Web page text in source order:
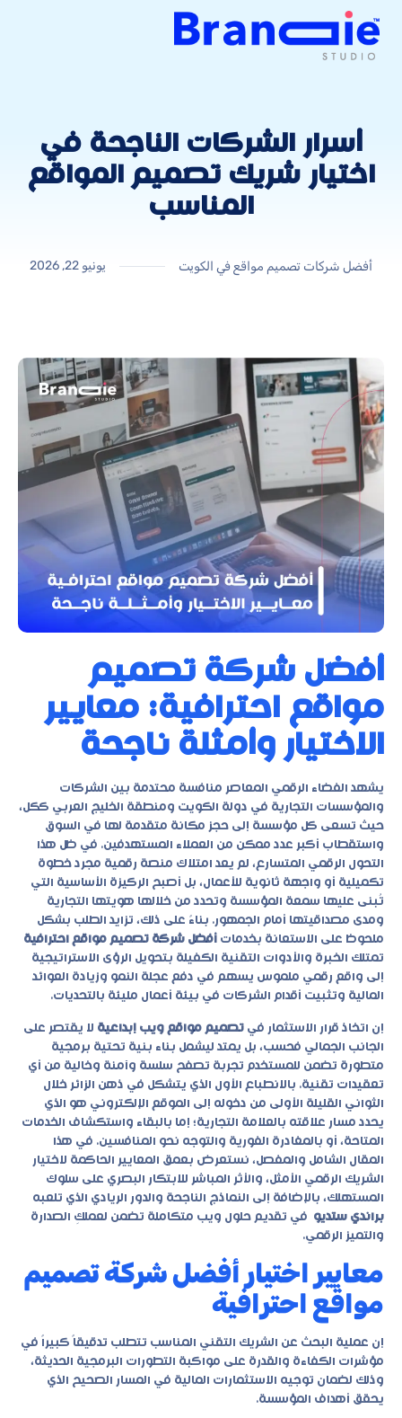
أسرار الشركات الناجحة في
اختيار شريك تصميم المواقع
المناسب
أفضل شركات تصميم مواقع في الكويت يونيو 22, 2026
أفضل شركة تصميم
مواقع احترافية: معايير
الاختيار وأمثلة ناجحة
يشهد الفضاء الرقمي المعاصر منافسة محتدمة بين الشركات
والمؤسسات التجارية في دولة الكويت ومنطقة الخليج العربي ككل،
حيث تسعى كل مؤسسة إلى حجز مكانة متقدمة لها في السوق
واستقطاب أكبر عدد ممكن من العملاء المستهدفين. في ظل هذا
التحول الرقمي المتسارع، لم يعد امتلاك منصة رقمية مجرد خطوة
تكميلية أو واجهة ثانوية للأعمال، بل أصبح الركيزة الأساسية التي
تُبنى عليها سمعة المؤسسة وتحدد من خلالها هويتها التجارية
ومدى مصداقيتها أمام الجمهور. بناءً على ذلك، تزايد الطلب بشكل
ملحوظ على الاستعانة بخدمات أفضل شركة تصميم مواقع احترافية
تمتلك الخبرة والأدوات التقنية الكفيلة بتحويل الرؤى الاستراتيجية
إلى واقع رقمي ملموس يسهم في دفع عجلة النمو وزيادة العوائد
المالية وتثبيت أقدام الشركات في بيئة أعمال مليئة بالتحديات.
إن اتخاذ قرار الاستثمار في تصميم مواقع ويب إبداعية لا يقتصر على
الجانب الجمالي فحسب، بل يمتد ليشمل بناء بنية تحتية برمجية
متطورة تضمن للمستخدم تجربة تصفح سلسة وآمنة وخالية من أي
تعقيدات تقنية. بالانطباع الأول الذي يتشكل في ذهن الزائر خلال
الثواني القليلة الأولى من دخوله إلى الموقع الإلكتروني هو الذي
يحدد مسار علاقته بالعلامة التجارية؛ إما بالبقاء واستكشاف الخدمات
المتاحة، أو بالمغادرة الفورية والتوجه نحو المنافسين. في هذا
المقال الشامل والمفصل، نستعرض بعمق المعايير الحاكمة لاختيار
الشريك الرقمي الأمثل، والأثر المباشر للابتكار البصري على سلوك
المستهلك، بالإضافة إلى النماذج الناجحة والدور الريادي الذي تلعبه
براندي ستديو في تقديم حلول ويب متكاملة تضمن لعملكِ الصدارة
والتميز الرقمي.
معايير اختيار أفضل شركة تصميم
مواقع احترافية
إن عملية البحث عن الشريك التقني المناسب تتطلب تدقيقاً كبيراً في
مؤشرات الكفاءة والقدرة على مواكبة التطورات البرمجية الحديثة،
وذلك لضمان توجيه الاستثمارات المالية في المسار الصحيح الذي
يحقق أهداف المؤسسة.